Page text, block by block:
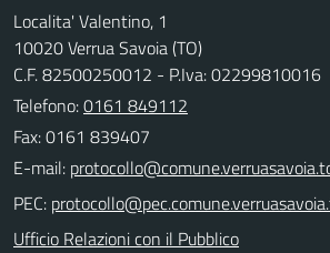
Localita' Valentino, 1
10020 Verrua Savoia (TO)
C.F. 82500250012 - P.Iva: 02299810016
Telefono:0161 849112
Fax: 0161 839407
E-mail:
PEC:
Ufficio Relazioni con il Pubblico